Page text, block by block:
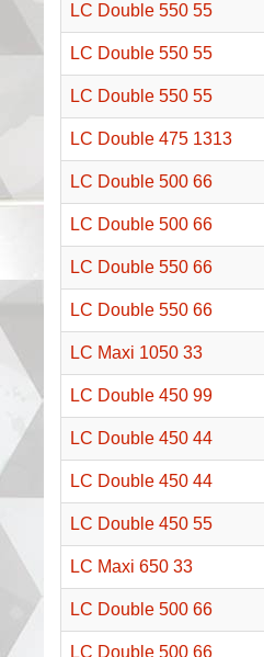
LC Double 550 55
LC Double 550 55
LC Double 550 55
LC Double 475 1313
LC Double 500 66
LC Double 500 66
LC Double 550 66
LC Double 550 66
LC Maxi 1050 33
LC Double 450 99
LC Double 450 44
LC Double 450 44
LC Double 450 55
LC Maxi 650 33
LC Double 500 66
LC Double 500 66